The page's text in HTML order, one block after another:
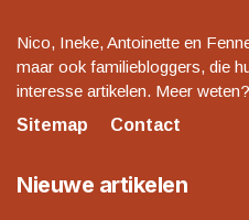
Nico, Ineke, Antoinette en
maar ook familiebloggers, die
interesse artikelen. Meer
Sitemap
Contact
Nieuwe artikelen